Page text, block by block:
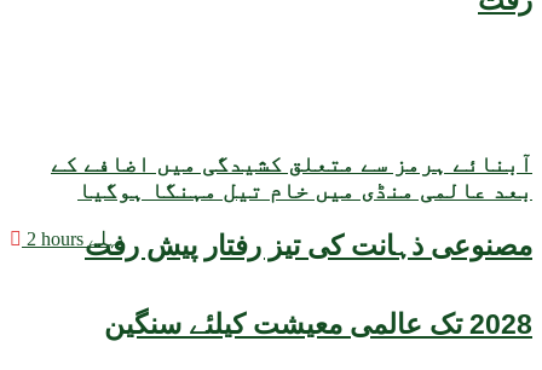
مصنوعی ذہانت کی تیز رفتار پیش رفت
2028 تک عالمی معیشت کیلئے سنگین
آبنائے ہرمز سے متعلق کشیدگی میں اضافے کے
بعد عالمی منڈی میں خام تیل مہنگا ہوگیا
2 hours پہلے